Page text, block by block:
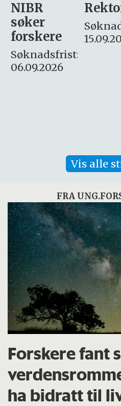
Rektor
Søknadsfrist:
15.09.2026
Vis alle
FRA
Forskere fant
ha bidratt til